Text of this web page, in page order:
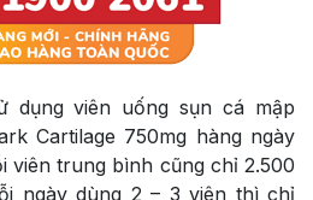
dụng viên uống sụn cá mập
Cartilage 750mg hàng ngày
viên trung bình cũng chỉ 2.500
ngày dùng 2 – 3 viên thì chỉ